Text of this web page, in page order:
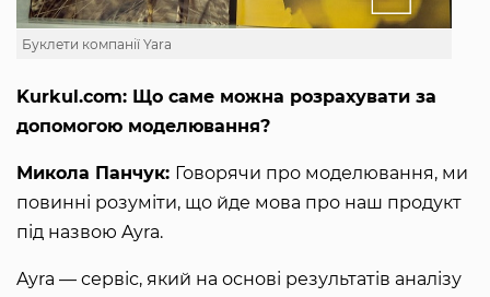
Буклети компанії Yara
Kurkul.com: Що саме можна розрахувати за
допомогою моделювання?
Микола Панчук: Говорячи про моделювання, ми
повинні розуміти, що йде мова про наш продукт
під назвою Ayra.
Ayra — сервіс, який на основі результатів аналізу